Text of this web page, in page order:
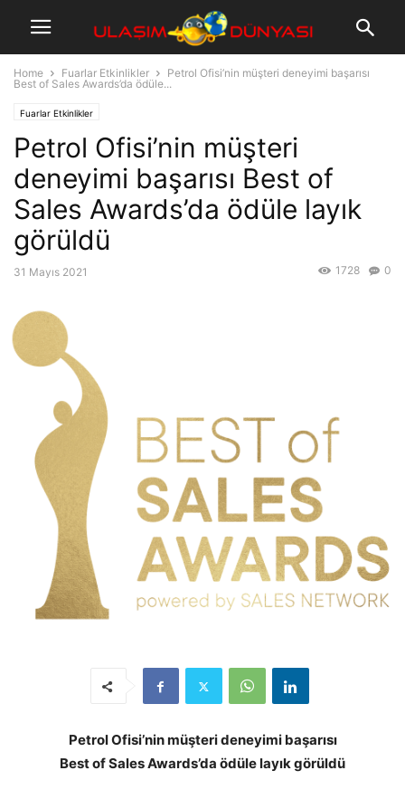
Home Fuarlar Etkinlikler
Petrol Ofisi’nin müşteri deneyimi başarısı
Best of Sales Awards’da ödüle...
Fuarlar Etkinlikler
Petrol Ofisi’nin müşteri
deneyimi başarısı Best of
Sales Awards’da ödüle layık
görüldü
31 Mayıs 2021 0
1728
Petrol Ofisi’nin müşteri deneyimi başarısı
Best of Sales Awards’da ödüle layık görüldü